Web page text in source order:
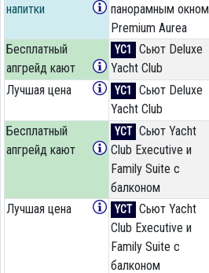
напитки
панорамным окном
Premium Aurea
Бесплатный
апгрейд кают
YC1
Сьют Deluxe
Yacht Club
Лучшая цена YC1
Сьют Deluxe
Yacht Club
Бесплатный
апгрейд кают
YCT Сьют Yacht
Club Executive и
Family Suite с
балконом
Лучшая цена YCT Сьют Yacht
Club Executive и
Family Suite с
балконом